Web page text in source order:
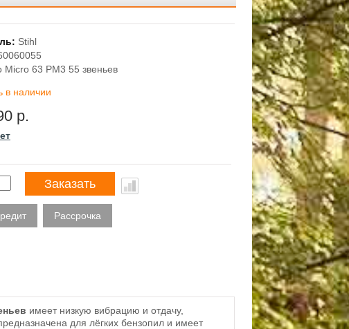
Stihl
Micro 63 PM3 55 звеньев
в наличии
р.
Заказать
Рассрочка
имеет низкую вибрацию и отдачу,
для лёгких бензопил и имеет